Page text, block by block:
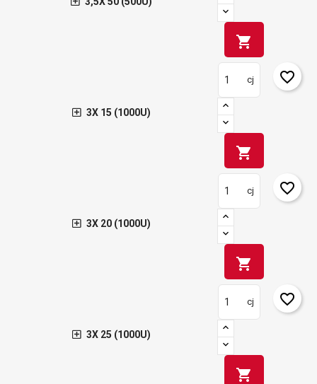
shopping_cart
3X 15 (1000U)
cj
shopping_cart
favorite_border
3X 20 (1000U)
cj
shopping_cart
favorite_border
3X 25 (1000U)
cj
shopping_cart
favorite_border